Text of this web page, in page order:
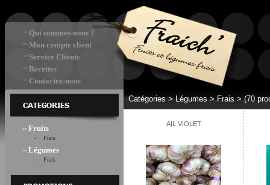
>> Qui sommes-nous ?
>> Mon compte client
>> Service Clients
>> Recettes
>> Contactez-nous
>> Fruits
- Frais
>> Légumes
- Frais
Catégories >Légumes > Frais>(70
AIL VIOLET